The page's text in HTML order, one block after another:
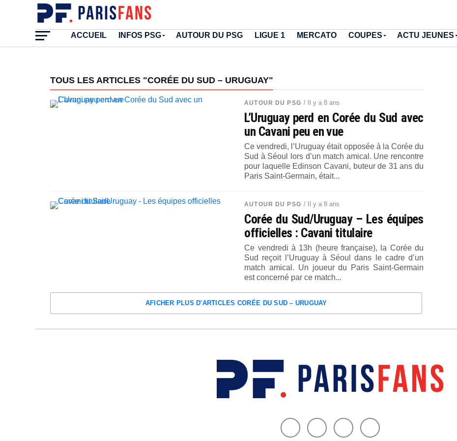
ACCUEIL INFOS PSG AUTOUR DU PSG LIGUE 1 MERCATO COUPES ACTU JEUNES
TOUS LES ARTICLES "CORÉE DU SUD – URUGUAY"
AUTOUR DU PSG / Il y a 8 ans
L’Uruguay perd en Corée du Sud avec
un Cavani peu en vue
Ce vendredi, l’Uruguay était opposée à la Corée du
Sud à Séoul lors d’un match amical. Une rencontre
pour laquelle Edinson Cavani, buteur de 31 ans du
Paris Saint-Germain, était...
AUTOUR DU PSG / Il y a 8 ans
Corée du Sud/Uruguay – Les équipes
officielles : Cavani titulaire
Ce vendredi à 13h (heure française), la Corée du
Sud reçoit l’Uruguay à Séoul dans le cadre d’un
match amical. Un joueur du Paris Saint-Germain
est concerné par ce match...
AFICHER PLUS D'ARTICLES CORÉE DU SUD – URUGUAY